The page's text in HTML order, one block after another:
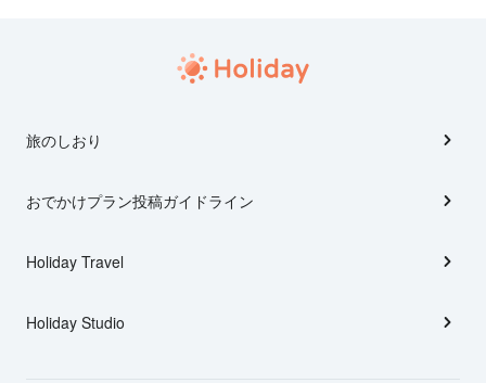
旅のしおり
おでかけプラン投稿ガイドライン
Holiday Travel
Holiday Studio